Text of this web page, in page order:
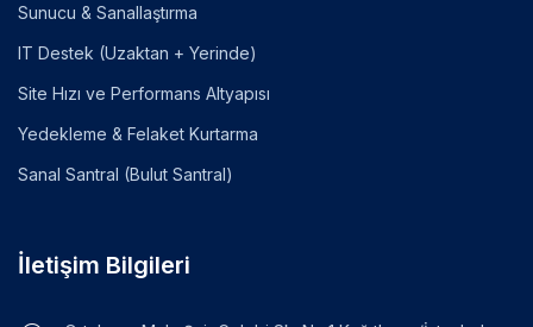
Sunucu & Sanallaştırma
IT Destek (Uzaktan + Yerinde)
Site Hızı ve Performans Altyapısı
Yedekleme & Felaket Kurtarma
Sanal Santral (Bulut Santral)
İletişim Bilgileri